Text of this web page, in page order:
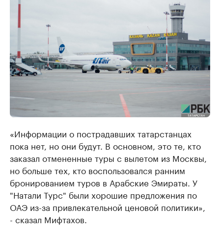
«Информации о пострадавших татарстанцах
пока нет, но они будут. В основном, это те, кто
заказал отмененные туры с вылетом из Москвы,
но больше тех, кто воспользовался ранним
бронированием туров в Арабские Эмираты. У
"Натали Турс" были хорошие предложения по
ОАЭ из-за привлекательной ценовой политики»,
- сказал Мифтахов.